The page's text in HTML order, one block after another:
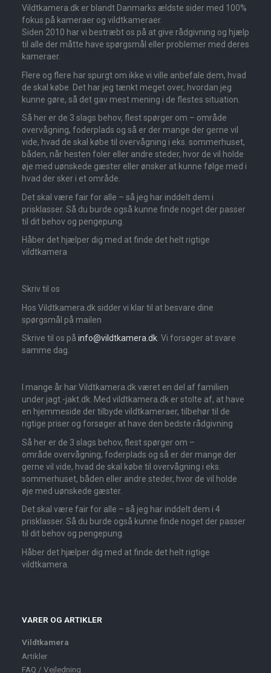
Vildtkamera.dk er blandt Danmarks ældste sider med 100%
fokus på kameraer og vildtkameraer.
Siden 2010 har vi bestræbt os på at give rådgivning og hjælp
til alle der måtte have spørgsmål eller problemer med deres
kameraer.
Flere og flere har spurgt om ikke vi ville anbefale dem, hvad
de skal købe. Det har jeg tænkt meget over, hvordan jeg
kunne gøre, så det gav mest mening i de flestes situation.
Så her er de 3 slags behov, flest spørger om – område
overvågning, foderplads og så er der mange der gerne vil
vide, hvad de skal købe til overvågning i eks. sommerhuset,
båden, når hesten foler eller andre steder, hvor de vil holde
øje med uønskede gæster eller ønsker at kunne følge med i
hvad der sker i et område.
Det skal være fair for alle – så jeg har inddelt dem i
prisklasser. Så du burde også kunne finde noget der passer
til dit behov og pengepung.
Håber det hjælper dig med at finde det helt rigtige
vildtkamera
Skriv til os
Hos Vildtkamera.dk sidder vi klar til at besvare dine
spørgsmål på mailen
Skrive til os på info@vildtkamera.dk. Vi forsøger at svare
samme dag.
I mange år har Vildtkamera.dk været en del af familien
under jagt.-jakt.dk. Med vildtkamera.dk er stolte af, at have
en hjemmeside der tilbyde vildtkameraer, tilbehør til de
rigtige priser og forsøger at have den bedste rådgivning
Så her er de 3 slags behov, flest spørger om –
område overvågning, foderplads og så er der mange der
gerne vil vide, hvad de skal købe til overvågning i eks.
sommerhuset, båden eller andre steder, hvor de vil holde
øje med uønskede gæster.
Det skal være fair for alle – så jeg har inddelt dem i 4
prisklasser. Så du burde også kunne finde noget der passer
til dit behov og pengepung.
Håber det hjælper dig med at finde det helt rigtige
vildtkamera.
VARER OG ARTIKLER
Vildtkamera
Artikler
FAQ / Vejledning